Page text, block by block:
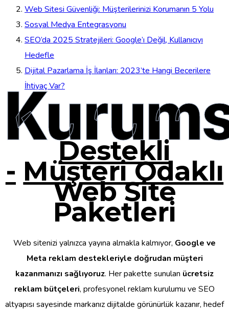
Web Sitesi Güvenliği: Müşterilerinizi Korumanın 5 Yolu
Sosyal Medya Entegrasyonu
SEO’da 2025 Stratejileri: Google’ı Değil, Kullanıcıyı
Hedefle
Dijital Pazarlama İş İlanları: 2023’te Hangi Becerilere
İhtiyaç Var?
Destekli
- Müşteri Odaklı
Web Site
Paketleri
Web sitenizi yalnızca yayına almakla kalmıyor, Google ve
Meta reklam destekleriyle doğrudan müşteri
kazanmanızı sağlıyoruz. Her pakette sunulan ücretsiz
reklam bütçeleri, profesyonel reklam kurulumu ve SEO
altyapısı sayesinde markanız dijitalde görünürlük kazanır, hedef